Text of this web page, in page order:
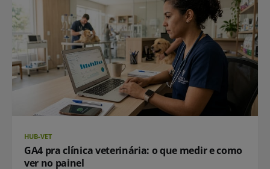
HUB-VET
GA4 pra clínica veterinária: o que medir e como
ver no painel